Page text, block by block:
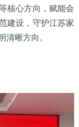
核心方向，赋能会
建设，守护江苏家
晰方向。